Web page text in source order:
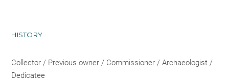
HISTORY
Collector / Previous owner / Commissioner / Archaeologist /
Dedicatee